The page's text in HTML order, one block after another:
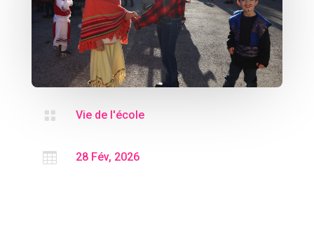
 Vie de l'école
 28 Fév, 2026